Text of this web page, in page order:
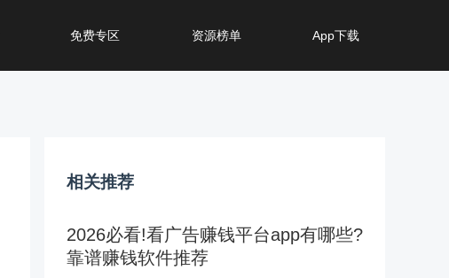
免费专区 资源榜单 App下载
相关推荐
2026必看!看广告赚钱平台app有哪些?
靠谱赚钱软件推荐